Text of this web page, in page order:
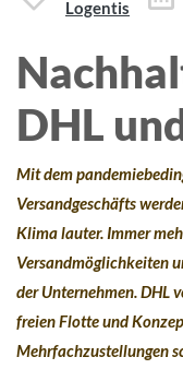
Logentis
DHL
Mit dem
Versandgeschäfts
Klima lauter. Immer
Versandmöglichkeiten
der Unternehmen. DHL
freien Flotte und
Mehrfachzustellungen